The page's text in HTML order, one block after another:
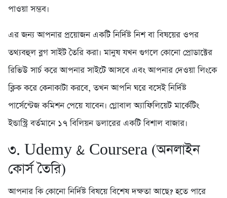
পাওয়া সম্ভব।
এর জন্য আপনার প্রয়োজন একটি নির্দিষ্ট নিশ বা বিষয়ের ওপর
তথ্যবহুল ব্লগ সাইট তৈরি করা। মানুষ যখন গুগলে কোনো প্রোডাক্টের
রিভিউ সার্চ করে আপনার সাইটে আসবে এবং আপনার দেওয়া লিংকে
ক্লিক করে কেনাকাটা করবে, তখন আপনি ঘরে বসেই নির্দিষ্ট
পার্সেন্টেজ কমিশন পেয়ে যাবেন। গ্লোবাল অ্যাফিলিয়েট মার্কেটিং
ইন্ডাস্ট্রি বর্তমানে ১৭ বিলিয়ন ডলারের একটি বিশাল বাজার।
৩. Udemy & Coursera (অনলাইন
কোর্স তৈরি)
আপনার কি কোনো নির্দিষ্ট বিষয়ে বিশেষ দক্ষতা আছে? হতে পারে